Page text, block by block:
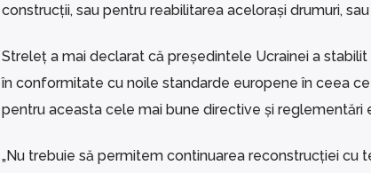
construcții, sau pentru reabilitarea acelorași drumuri,
Streleț a mai declarat că președintele Ucrainei a
în conformitate cu noile standarde europene în ceea
pentru aceasta cele mai bune directive și
„Nu trebuie să permitem continuarea reconstrucției cu